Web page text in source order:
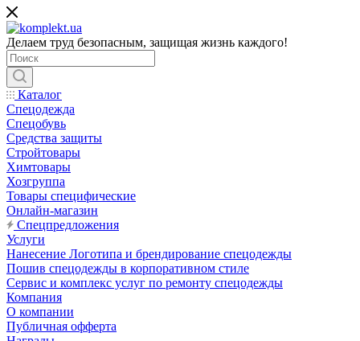
Делаем труд безопасным, защищая жизнь каждого!
Каталог
Спецодежда
Спецобувь
Средства защиты
Стройтовары
Химтовары
Хозгруппа
Товары специфические
Онлайн-магазин
Спецпредложения
Услуги
Нанесение Логотипа и брендирование спецодежды
Пошив спецодежды в корпоративном стиле
Сервис и комплекс услуг по ремонту спецодежды
Компания
О компании
Публичная офферта